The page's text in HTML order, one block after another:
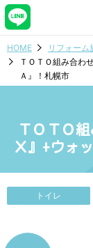
HOME リフォーム
ＴＯＴＯ組み合わ
Ａ』！札幌市
ＴＯＴＯ
Ｘ』+ウォ
トイレ